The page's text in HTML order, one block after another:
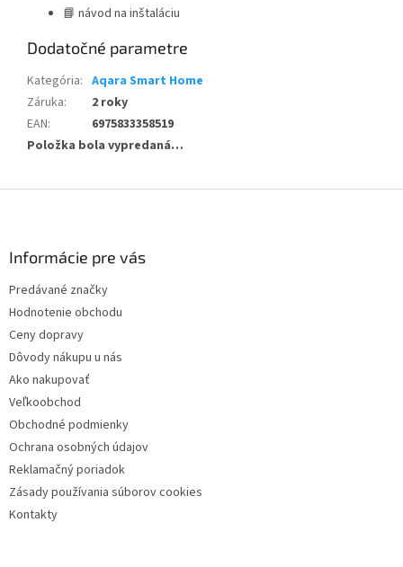
📘 návod na inštaláciu
Dodatočné parametre
Kategória: Aqara Smart Home
Záruka:
2 roky
EAN:
6975833358519
Položka bola vypredaná…
Informácie pre vás
Predávané značky
Hodnotenie obchodu
Ceny dopravy
Dôvody nákupu u nás
Ako nakupovať
Veľkoobchod
Obchodné podmienky
Ochrana osobných údajov
Reklamačný poriadok
Zásady používania súborov cookies
Kontakty